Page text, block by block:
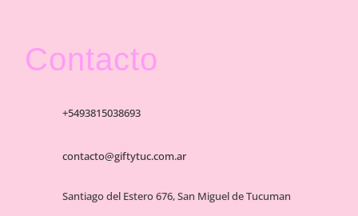
Contacto
+5493815038693
contacto@giftytuc.com.ar
Santiago del Estero 676, San Miguel de Tucuman